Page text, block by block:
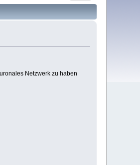
Netzwerk zu haben